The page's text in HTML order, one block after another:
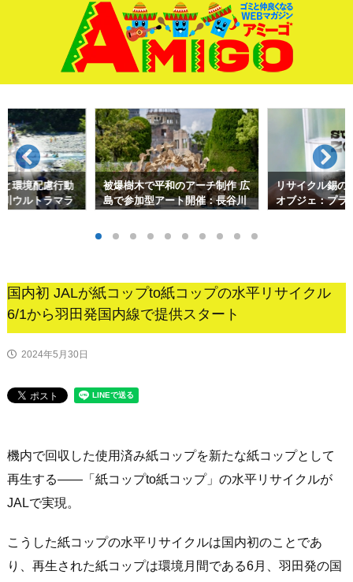
次へ
検索
環境配慮行動
ウルトラマラ
被爆樹木で平和のアーチ制作 広
島で参加型アート開催：長谷川
リサイクル錫の
オブジェ：プラ
国内初 JALが紙コップto紙コップの水平リサイクル
6/1から羽田発国内線で提供スタート
2024年5月30日
機内で回収した使用済み紙コップを新たな紙コップとして
再生する――「紙コップto紙コップ」の水平リサイクルが
JALで実現。
こうした紙コップの水平リサイクルは国内初のことであ
り、再生された紙コップは環境月間である6月、羽田発の国